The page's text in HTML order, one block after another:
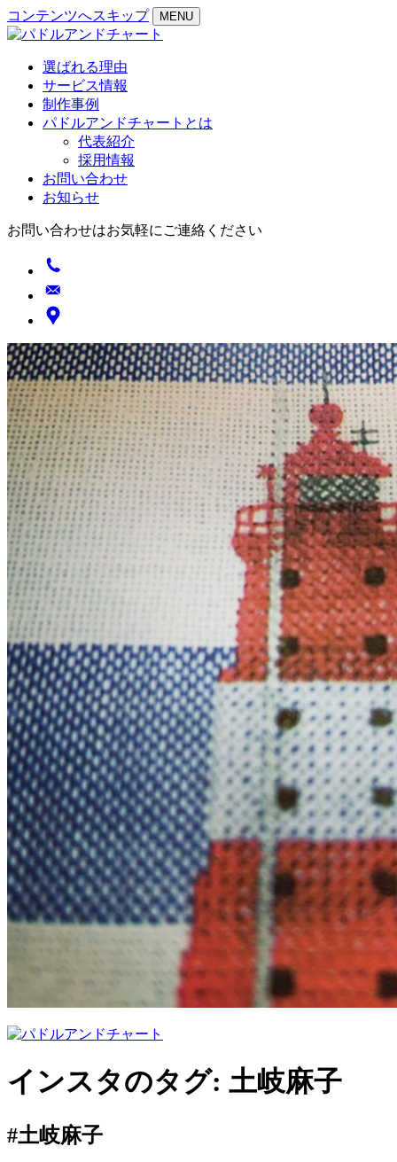
コンテンツへスキップ MENU
選ばれる理由
サービス情報
制作事例
パドルアンドチャートとは
代表紹介
採用情報
お問い合わせ
お知らせ
お問い合わせはお気軽にご連絡ください
インスタのタグ: 土岐麻子
#土岐麻子